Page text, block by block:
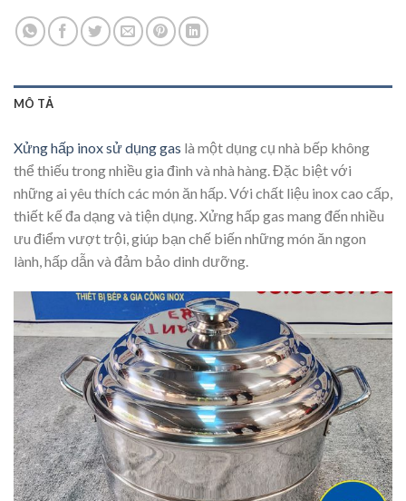
MÔ TẢ
Xửng hấp inox sử dụng gas là một dụng cụ nhà bếp không
thể thiếu trong nhiều gia đình và nhà hàng. Đặc biệt với
những ai yêu thích các món ăn hấp. Với chất liệu inox cao cấp,
thiết kế đa dạng và tiện dụng. Xửng hấp gas mang đến nhiều
ưu điểm vượt trội, giúp bạn chế biến những món ăn ngon
lành, hấp dẫn và đảm bảo dinh dưỡng.